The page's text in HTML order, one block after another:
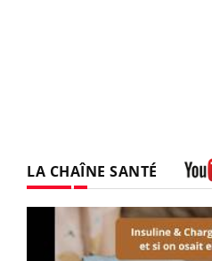
LA CHAÎNE SANTÉ